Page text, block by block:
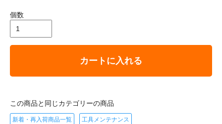
個数
カートに入れる
この商品と同じカテゴリーの商品
新着・再入荷商品一覧 工具メンテナンス